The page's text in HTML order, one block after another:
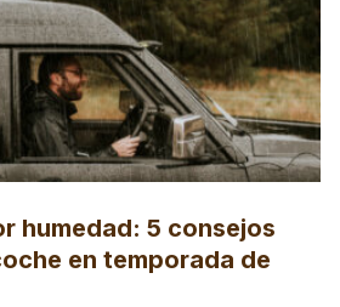
humedad: 5 consejos
en temporada de